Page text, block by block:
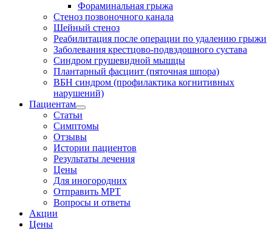
Фораминальная грыжа
Стеноз позвоночного канала
Шейный стеноз
Реабилитация после операции по удалению грыжи
Заболевания крест­цово-подвздошного сустава
Синдром грушевидной мышцы
Плантарный фасциит (пяточная шпора)
ВБН синдром (профи­лактика когнитивных
нарушений)
Пациентам
Статьи
Симптомы
Отзывы
Истории пациентов
Результаты лечения
Цены
Для иногородних
Отправить МРТ
Вопросы и ответы
Акции
Цены